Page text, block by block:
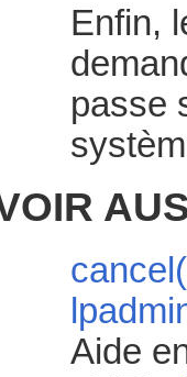
Enfin,
passe
Aide